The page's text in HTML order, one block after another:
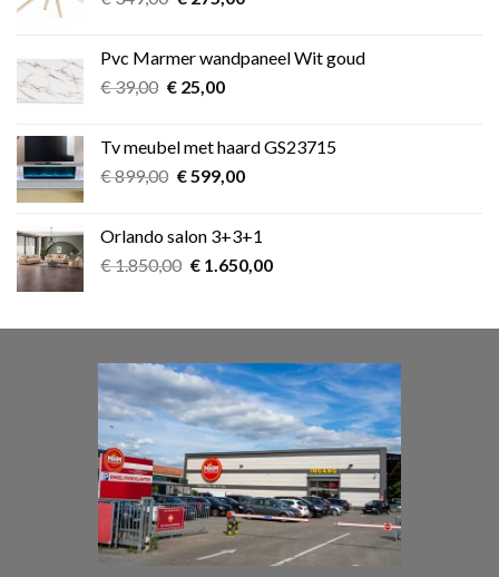
€ 349,00.€ 275,00.
Pvc Marmer wandpaneel Wit goud
€39,00 Oorspronkelijke
€ 39,00.
€25,00Huidige
€ 25,00.
Tv meubel met haard GS23715
€899,00 Oorspronkelijke
€ 899,00.
€599,00Huidige
€ 599,00.
Orlando salon 3+3+1
€1.850,00 Oorspronkelijke
€ 1.850,00.
€1.650,00Huidige
€ 1.650,00.